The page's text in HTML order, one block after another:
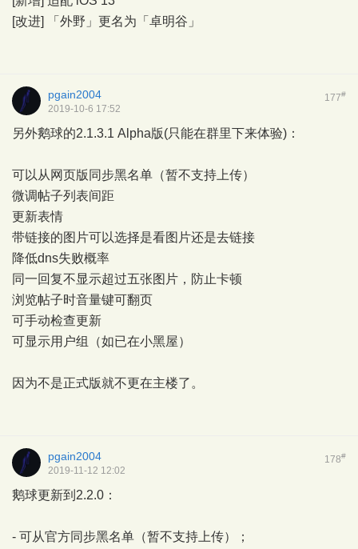
[改进] 「外野」更名为「卓明谷」
177#
pgain2004
2019-10-6 17:52
另外鹅球的2.1.3.1 Alpha版(只能在群里下来体验)：
可以从网页版同步黑名单（暂不支持上传）
微调帖子列表间距
更新表情
带链接的图片可以选择是看图片还是去链接
降低dns失败概率
同一回复不显示超过五张图片，防止卡顿
浏览帖子时音量键可翻页
可手动检查更新
可显示用户组（如已在小黑屋）
因为不是正式版就不更在主楼了。
178#
pgain2004
2019-11-12 12:02
鹅球更新到2.2.0：
- 可从官方同步黑名单（暂不支持上传）；